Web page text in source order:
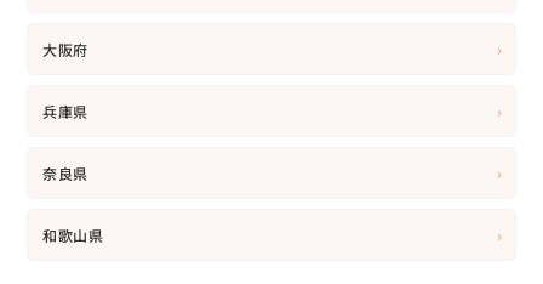
大阪府 ›
兵庫県 ›
奈良県 ›
和歌山県 ›